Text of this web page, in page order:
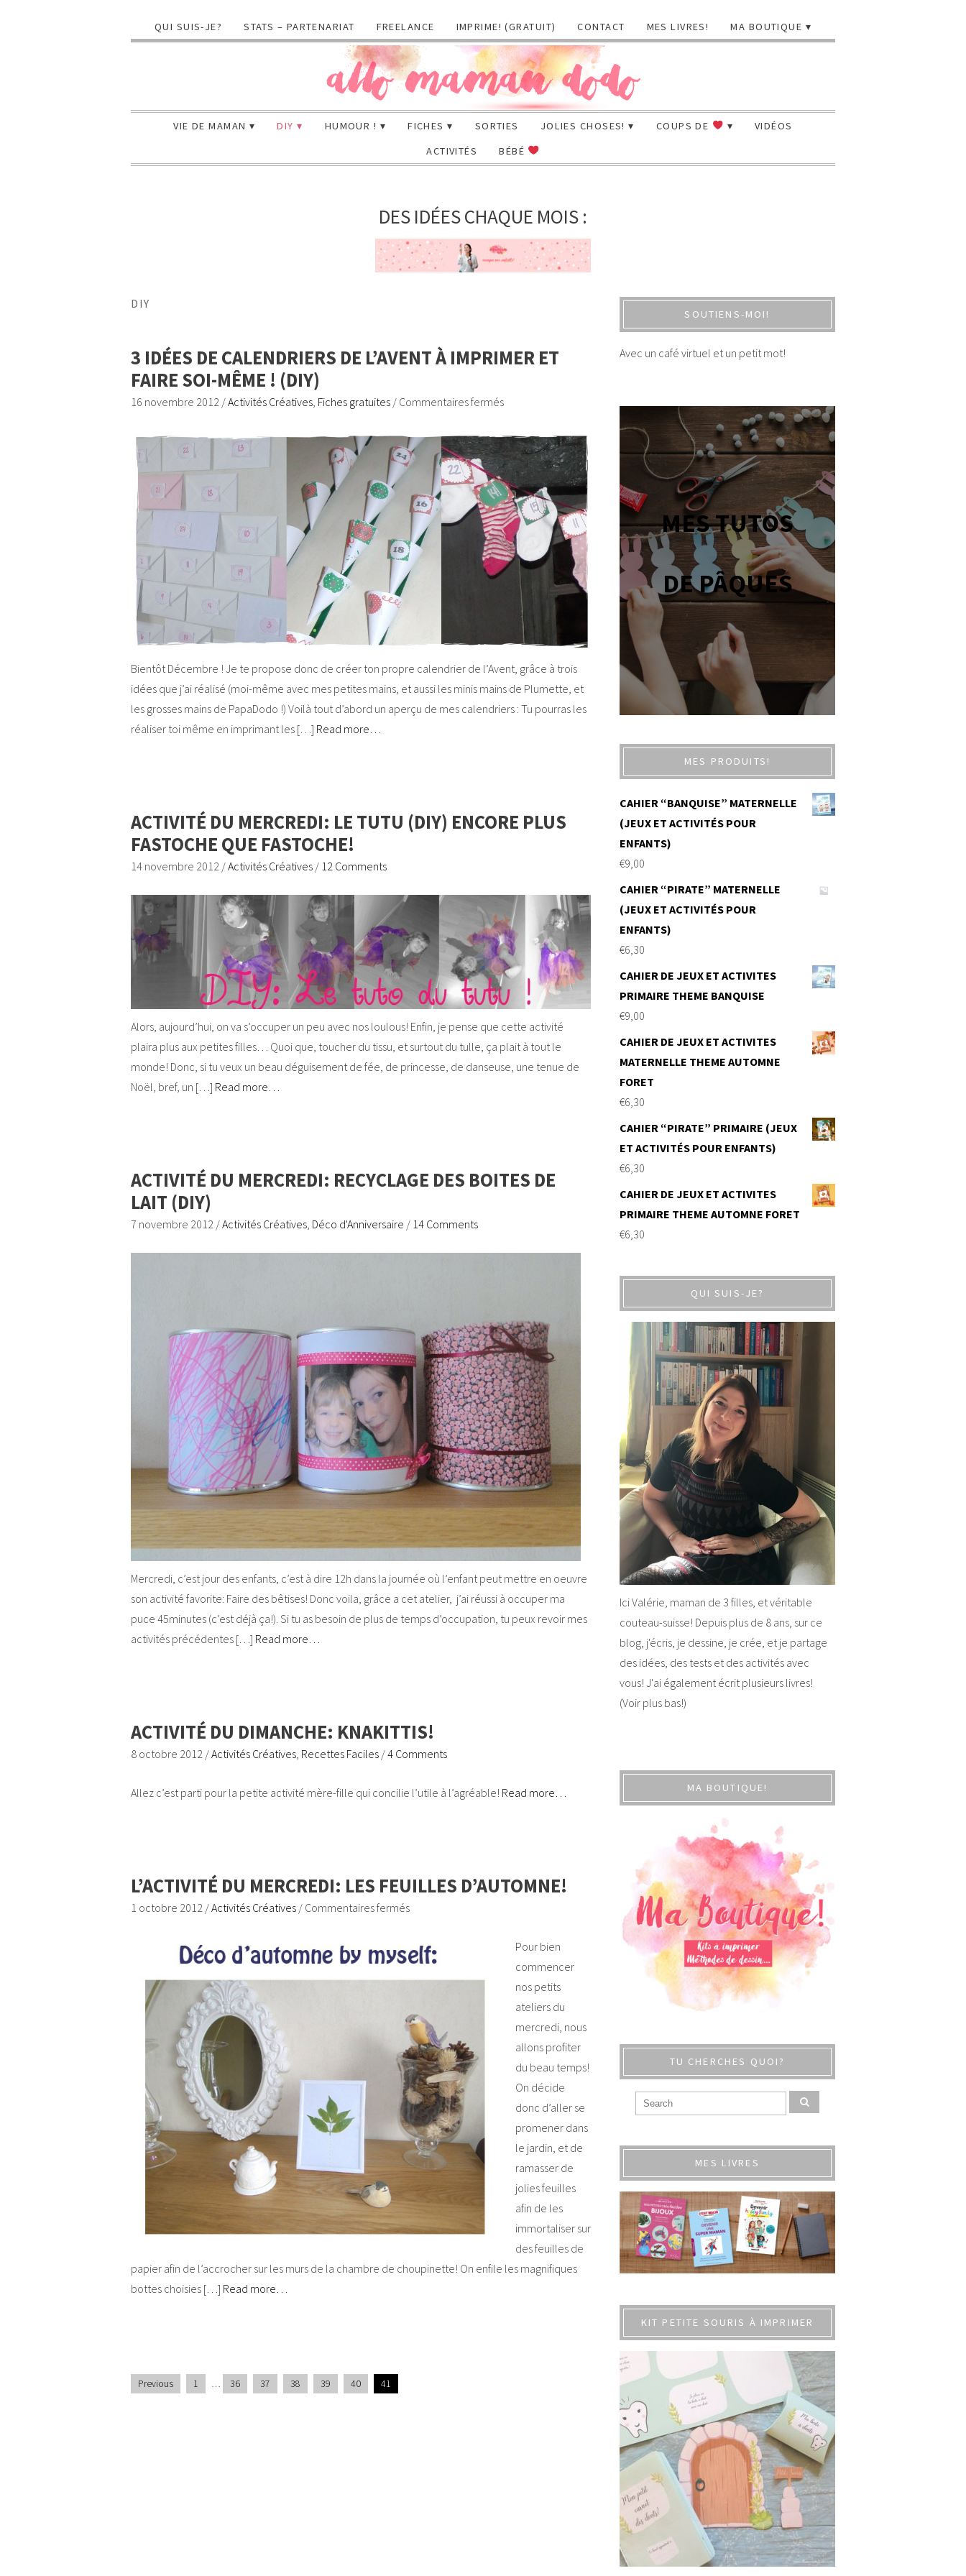
QUI SUIS-JE? STATS – PARTENARIAT FREELANCE IMPRIME! (GRATUIT) CONTACT MES LIVRES! MA BOUTIQUE
VIE DE MAMAN DIY HUMOUR ! FICHES SORTIES JOLIES CHOSES! COUPS DE
VIDÉOS
ACTIVITÉS
BÉBÉ
DES IDÉES CHAQUE MOIS :
DIY
3 IDÉES DE CALENDRIERS DE L’AVENT À IMPRIMER ET
FAIRE SOI-MÊME ! (DIY)
16 novembre 2012 /Activités Créatives Fiches gratuites / Commentaires fermés
Bientôt Décembre ! Je te propose donc de créer ton propre calendrier de l’Avent, grâce à trois
idées que j’ai réalisé (moi-même avec mes petites mains, et aussi les minis mains de Plumette, et
les grosses mains de PapaDodo !) Voilà tout d’abord un aperçu de mes calendriers : Tu pourras les
réaliser toi même en imprimant les […] Read more…
ACTIVITÉ DU MERCREDI: LE TUTU (DIY) ENCORE PLUS
FASTOCHE QUE FASTOCHE!
14 novembre 2012 /Activités Créatives / 12 Comments
Alors, aujourd’hui, on va s’occuper un peu avec nos loulous! Enfin, je pense que cette activité
plaira plus aux petites filles… Quoi que, toucher du tissu, et surtout du tulle, ça plait à tout le
monde! Donc, si tu veux un beau déguisement de fée, de princesse, de danseuse, une tenue de
Noël, bref, un […] Read more…
ACTIVITÉ DU MERCREDI: RECYCLAGE DES BOITES DE
LAIT (DIY)
7 novembre 2012 /Activités Créatives Déco d'Anniversaire / 14 Comments
Mercredi, c’est jour des enfants, c’est à dire 12h dans la journée où l’enfant peut mettre en oeuvre
son activité favorite: Faire des bêtises! Donc voila, grâce a cet atelier, j’ai réussi à occuper ma
puce 45minutes (c’est déjà ça!). Si tu as besoin de plus de temps d’occupation, tu peux revoir mes
activités précédentes […] Read more…
ACTIVITÉ DU DIMANCHE: KNAKITTIS!
8 octobre 2012 /Activités Créatives Recettes Faciles /4 Comments
Allez c’est parti pour la petite activité mère-fille qui concilie l’utile à l’agréable! Read more…
L’ACTIVITÉ DU MERCREDI: LES FEUILLES D’AUTOMNE!
1 octobre 2012 /Activités Créatives / Commentaires fermés
Pour bien
commencer
nos petits
ateliers du
mercredi, nous
allons profiter
du beau temps!
On décide
donc d’aller se
promener dans
le jardin, et de
ramasser de
jolies feuilles
afin de les
immortaliser sur
des feuilles de
papier afin de l’accrocher sur les murs de la chambre de choupinette! On enfile les magnifiques
bottes choisies […] Read more…
Previous 1 … 36 37 38 39 40 41
SOUTIENS-MOI!
Avec un café virtuel et un petit mot!
MES TUTOS
DE PÂQUES
MES PRODUITS!
CAHIER “BANQUISE” MATERNELLE
(JEUX ET ACTIVITÉS POUR
ENFANTS)
€9,00
CAHIER “PIRATE” MATERNELLE
(JEUX ET ACTIVITÉS POUR
ENFANTS)
€6,30
CAHIER DE JEUX ET ACTIVITES
PRIMAIRE THEME BANQUISE
€9,00
CAHIER DE JEUX ET ACTIVITES
MATERNELLE THEME AUTOMNE
FORET
€6,30
CAHIER “PIRATE” PRIMAIRE (JEUX
ET ACTIVITÉS POUR ENFANTS)
€6,30
CAHIER DE JEUX ET ACTIVITES
PRIMAIRE THEME AUTOMNE FORET
€6,30
QUI SUIS-JE?
Ici Valérie, maman de 3 filles, et véritable
couteau-suisse! Depuis plus de 8 ans, sur ce
blog, j'écris, je dessine, je crée, et je partage
des idées, des tests et des activités avec
vous! J'ai également écrit plusieurs livres!
(Voir plus bas!)
MA BOUTIQUE!
TU CHERCHES QUOI?
MES LIVRES
KIT PETITE SOURIS À IMPRIMER